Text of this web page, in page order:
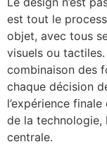
est tout le
objet, avec tous
visuels ou
combinaison des
chaque décision
l’expérience
de la technologie,
centrale.